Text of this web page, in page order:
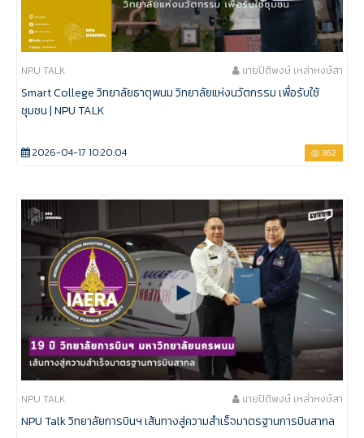
NPU TALK นายปิติพงษ์ เหล่าหงษ์สา
Smart College วิทยาลัยธาตุพนม วิทยาลัยแห่งนวัตกรรม เพื่อรับใช้
ชุมชน | NPU TALK
2026-04-17 10:20:04 362
NPU TALK นายปิติพงษ์ เหล่าหงษ์สา
NPU Talk วิทยาลัยการบินฯ เส้นทางสู่ความสำเร็จมาตรฐานการบินสากล